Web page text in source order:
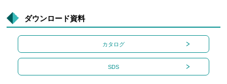
ダウンロード資料
カタログ
SDS